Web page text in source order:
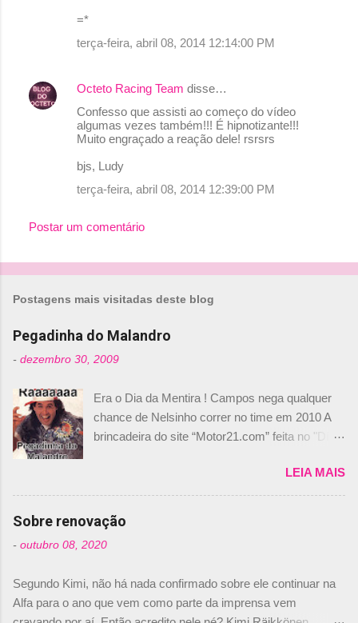
=*
terça-feira, abril 08, 2014 12:14:00 PM
Octeto Racing Team disse…
Confesso que assisti ao começo do vídeo
algumas vezes também!!! É hipnotizante!!!
Muito engraçado a reação dele! rsrsrs
bjs, Ludy
terça-feira, abril 08, 2014 12:39:00 PM
Postar um comentário
Postagens mais visitadas deste blog
Pegadinha do Malandro
- dezembro 30, 2009
Era o Dia da Mentira ! Campos nega qualquer
chance de Nelsinho correr no time em 2010 A
brincadeira do site “Motor21.com” feita no "Día
de abril –, afirmando que Nelson Piquet havia
comprado 15% das ações da Campos, dando,
com isso, um lugar no time a Nelsinho Piquet,
foi esclarecida de uma vez por todas por
Daniele Audetto, diretor da escuderia. O
não será o companheiro de Bruno Senna em
2010. "Na verdade, nós recebemos uma oferta
LEIA MAIS
Sobre renovação
- outubro 08, 2020
Segundo Kimi, não há nada confirmado sobre ele continuar na
Alfa para o ano que vem como parte da imprensa vem